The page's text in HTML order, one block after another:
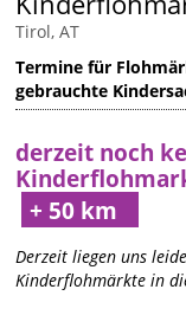
Tirol, AT
Termine für
gebrauchte
derzeit noch
Derzeit liegen uns
Kinderflohmärkte in